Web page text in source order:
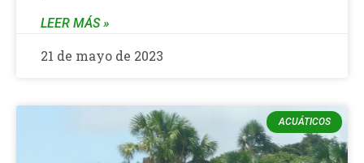
LEER MÁS »
21 de mayo de 2023
ACUÁTICOS